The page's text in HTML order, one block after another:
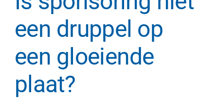
een druppel op
een gloeiende
plaat?